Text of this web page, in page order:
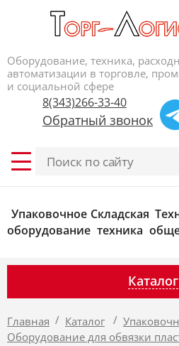
Оборудование, техника,
автоматизации в торговле,
и социальной сфере
8(343)266-33-40
Обратный звонок
Упаковочное
оборудование
Складская
техника
Каталог
Главная / Каталог /
Оборудование для обвязки